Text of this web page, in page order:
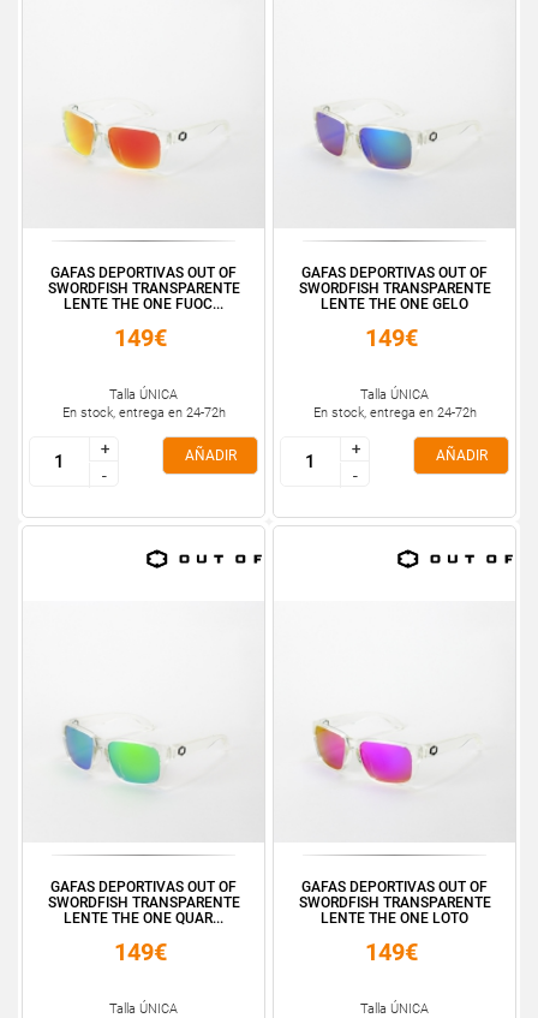
GAFAS DEPORTIVAS OUT OF
SWORDFISH TRANSPARENTE
LENTE THE ONE FUOC...
149€
Talla ÚNICA
En stock, entrega en 24-72h
+
-
+
-
AÑADIR
GAFAS DEPORTIVAS OUT OF
SWORDFISH TRANSPARENTE
LENTE THE ONE GELO
149€
Talla ÚNICA
En stock, entrega en 24-72h
+
-
+
-
AÑADIR
GAFAS DEPORTIVAS OUT OF
SWORDFISH TRANSPARENTE
LENTE THE ONE QUAR...
149€
Talla ÚNICA
GAFAS DEPORTIVAS OUT OF
SWORDFISH TRANSPARENTE
LENTE THE ONE LOTO
149€
Talla ÚNICA